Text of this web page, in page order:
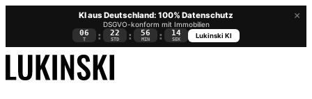
×
KI aus Deutschland: 100% Datenschutz
DSGVO-konform mit Immobilien
06
T : 22
STD : 56
MIN : 14
SEK
Lukinski KI